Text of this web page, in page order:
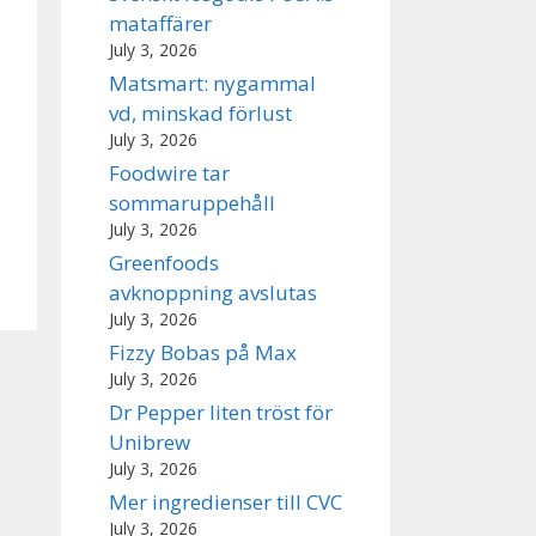
mataffärer
July 3, 2026
Matsmart: nygammal
vd, minskad förlust
July 3, 2026
Foodwire tar
sommaruppehåll
July 3, 2026
Greenfoods
avknoppning avslutas
July 3, 2026
Fizzy Bobas på Max
July 3, 2026
Dr Pepper liten tröst för
Unibrew
July 3, 2026
Mer ingredienser till CVC
July 3, 2026